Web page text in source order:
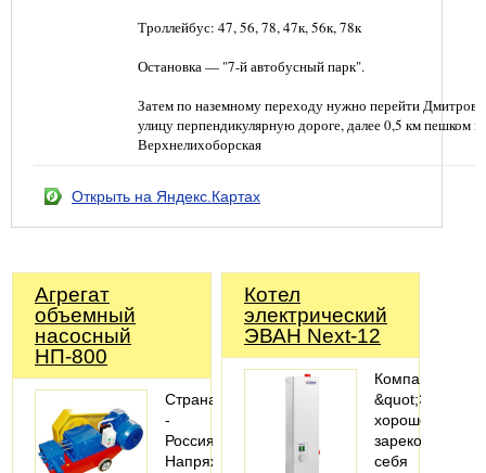
Троллейбус: 47, 56, 78, 47к, 56к, 78к
Остановка — "7-й автобусный парк".
Затем по наземному переходу нужно перейти
улицу перпендикулярную дороге, далее 0,5 км пешком
Верхнелихоборская
Открыть на Яндекс.Картах
Агрегат
объемный
насосный
НП-800
Страна
-
Россия
Напряжение,
Котел
электрический
ЭВАН Next-12
Компания
хорошо
себя